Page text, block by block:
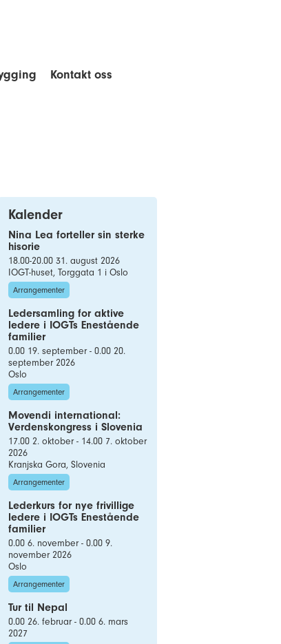
Kontakt oss
Kalender
Nina Lea forteller sin sterke
hisorie
18.00-20.00 31. august 2026
IOGT-huset, Torggata 1 i Oslo
Arrangementer
Ledersamling for aktive
ledere i IOGTs Enestående
familier
0.00 19. september - 0.00 20.
september 2026
Oslo
Arrangementer
Movendi international:
Verdenskongress i Slovenia
17.00 2. oktober - 14.00 7. oktober
2026
Kranjska Gora, Slovenia
Arrangementer
Lederkurs for nye frivillige
ledere i IOGTs Enestående
familier
0.00 6. november - 0.00 9.
november 2026
Oslo
Arrangementer
Tur til Nepal
0.00 26. februar - 0.00 6. mars
2027